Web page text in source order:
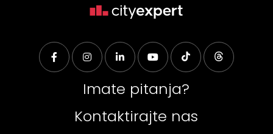
Imate pitanja?
Kontaktirajte nas